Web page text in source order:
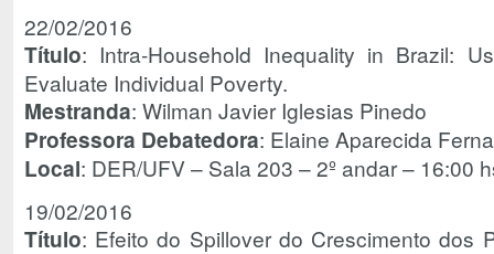
22/02/2016
Título: Intra-Household Inequality in Brazil:
Evaluate Individual Poverty.
Mestranda: Wilman Javier Iglesias Pinedo
Professora Debatedora: Elaine Aparecida
Local: DER/UFV – Sala 203 – 2º andar – 16:00
19/02/2016
Título: Efeito do Spillover do Crescimento dos